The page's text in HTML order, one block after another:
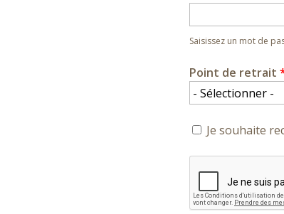
Saisissez un mot de
Point de retrait
Je souhaite